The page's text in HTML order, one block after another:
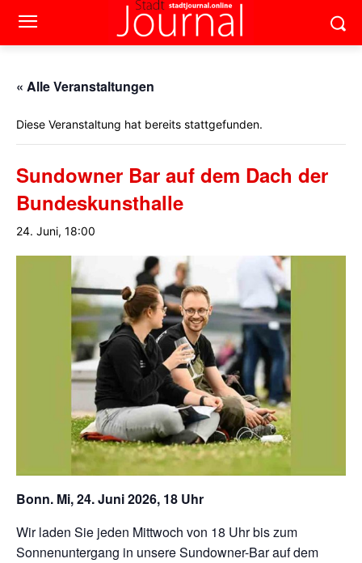
« Alle Veranstaltungen
Diese Veranstaltung hat bereits stattgefunden.
Sundowner Bar auf dem Dach der
Bundeskunsthalle
24. Juni, 18:00
Bonn. Mi, 24. Juni 2026, 18 Uhr
Wir laden Sie jeden Mittwoch von 18 Uhr bis zum
Sonnenuntergang in unsere Sundowner-Bar auf dem